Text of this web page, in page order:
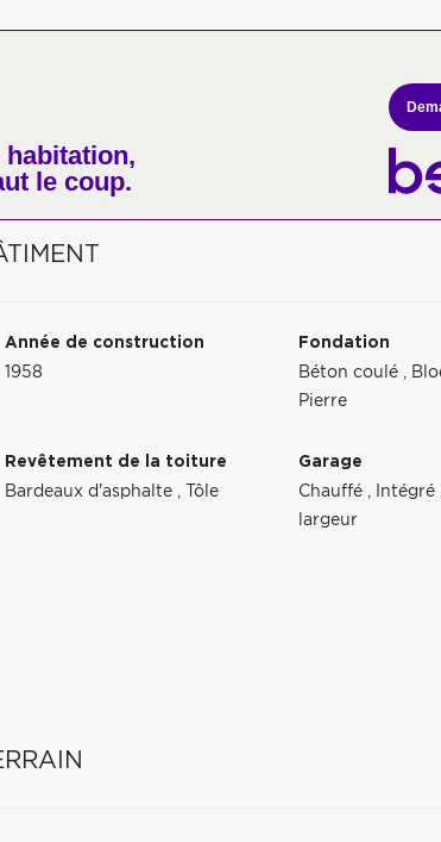
le coup.
Année de construction
1958
Fondation
Béton coulé ,
Pierre
Revêtement de la toiture
Bardeaux d'asphalte , Tôle
Garage
Chauffé , Intégré
largeur